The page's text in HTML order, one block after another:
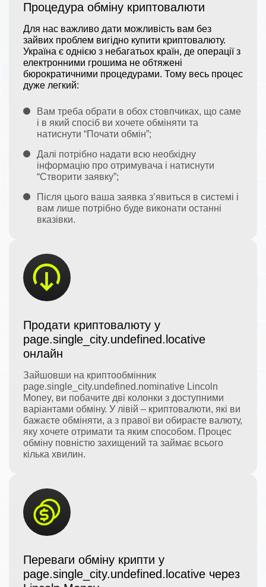
Процедура обміну криптовалюти
Для нас важливо дати можливість вам без
зайвих проблем вигідно купити криптовалюту.
Україна є однією з небагатьох країн, де операції з
електронними грошима не обтяжені
бюрократичними процедурами. Тому весь процес
дуже легкий:
Вам треба обрати в обох стовпчиках, що саме
і в який спосіб ви хочете обміняти та
натиснути “Почати обмін”;
Далі потрібно надати всю необхідну
інформацію про отримувача і натиснути
“Створити заявку”;
Після цього ваша заявка з’явиться в системі і
вам лише потрібно буде виконати останні
вказівки.
Продати криптовалюту у
page.single_city.undefined.locative
онлайн
Зайшовши на криптообмінник
page.single_city.undefined.nominative Lincoln
Money, ви побачите дві колонки з доступними
варіантами обміну. У лівій – криптовалюти, які ви
бажаєте обміняти, а з правої ви обираєте валюту,
яку хочете отримати та яким способом. Процес
обміну повністю захищений та займає всього
кілька хвилин.
Переваги обміну крипти у
page.single_city.undefined.locative через